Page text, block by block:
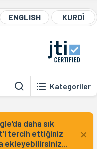
ENGLISH KURDÎ
Kategoriler
daha sık
tercih ettiğiniz
ekleyebilirsiniz...
×